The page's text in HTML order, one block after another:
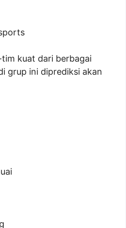
kuat dari berbagai
grup ini diprediksi akan